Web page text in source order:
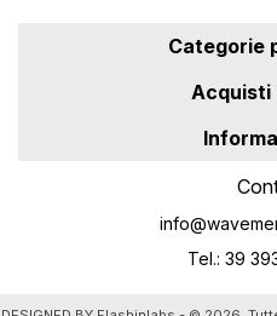
Categorie
Acquisti
Tel.: 39